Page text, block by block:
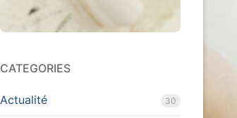
CATEGORIES
Actualité 30